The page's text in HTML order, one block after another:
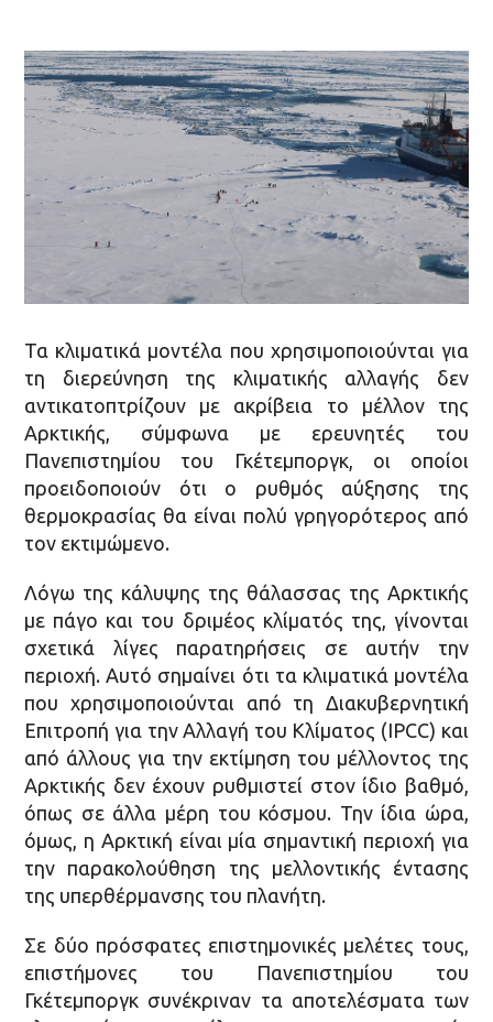
Τα κλιματικά μοντέλα που χρησιμοποιούνται για
τη διερεύνηση της κλιματικής αλλαγής δεν
αντικατοπτρίζουν με ακρίβεια το μέλλον της
Αρκτικής, σύμφωνα με ερευνητές του
Πανεπιστημίου του Γκέτεμποργκ, οι οποίοι
προειδοποιούν ότι ο ρυθμός αύξησης της
θερμοκρασίας θα είναι πολύ γρηγορότερος από
τον εκτιμώμενο.
Λόγω της κάλυψης της θάλασσας της Αρκτικής
με πάγο και του δριμέος κλίματός της, γίνονται
σχετικά λίγες παρατηρήσεις σε αυτήν την
περιοχή. Αυτό σημαίνει ότι τα κλιματικά μοντέλα
που χρησιμοποιούνται από τη Διακυβερνητική
Επιτροπή για την Αλλαγή του Κλίματος (IPCC) και
από άλλους για την εκτίμηση του μέλλοντος της
Αρκτικής δεν έχουν ρυθμιστεί στον ίδιο βαθμό,
όπως σε άλλα μέρη του κόσμου. Την ίδια ώρα,
όμως, η Αρκτική είναι μία σημαντική περιοχή για
την παρακολούθηση της μελλοντικής έντασης
της υπερθέρμανσης του πλανήτη.
Σε δύο πρόσφατες επιστημονικές μελέτες τους,
επιστήμονες του Πανεπιστημίου του
Γκέτεμποργκ συνέκριναν τα αποτελέσματα των